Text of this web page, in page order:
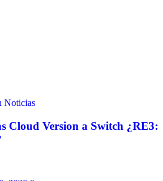
Noticias
Cloud Version a Switch ¿RE3: